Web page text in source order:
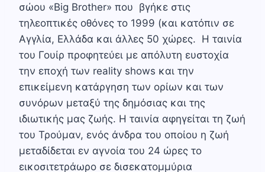
σώου «Big Brother» που βγήκε στις
τηλεοπτικές οθόνες το 1999 (και κατόπιν σε
Αγγλία, Ελλάδα και άλλες 50 χώρες. Η ταινία
του Γουίρ προφητεύει με απόλυτη ευστοχία
την εποχή των reality shows και την
επικείμενη κατάργηση των ορίων και των
συνόρων μεταξύ της δημόσιας και της
ιδιωτικής μας ζωής. Η ταινία αφηγείται τη ζωή
του Τρούμαν, ενός άνδρα του οποίου η ζωή
μεταδίδεται εν αγνοία του 24 ώρες το
εικοσιτετράωρο σε δισεκατομμύρια